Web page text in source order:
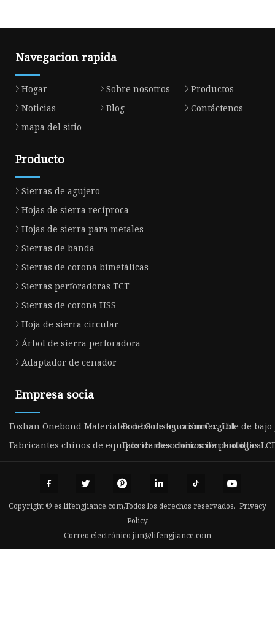
Navegacion rapida
Hogar Sobre nosotros
Productos
Noticias
Blog
Contáctenos
mapa del sitio
Producto
Sierras de agujero
Hojas de sierra recíproca
Hojas de sierra para metales
Sierras de banda
Sierras de corona bimetálicas
Sierras perforadoras TCT
Sierras de corona HSS
Hoja de sierra circular
Árbol de sierra perforadora
Adaptador de cenador
Empresa socia
Foshan Onebond Materiales de Construcción Co., Ltd
Bomba de agua sumergible de
Fabricantes chinos de equipos de desodorización biológica
Fabricantes chinos de pantallas
Copyright © es.lifengjiance.com,Todos los derechos reservados. Privacy
Policy
Correo electrónicojim@lifengjiance.com